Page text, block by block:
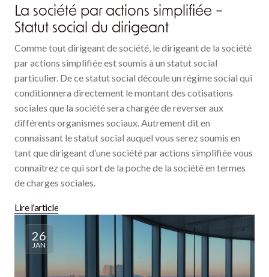
La société par actions simplifiée –
Statut social du dirigeant
Comme tout dirigeant de société, le dirigeant de la société
par actions simplifiée est soumis à un statut social
particulier. De ce statut social découle un régime social qui
conditionnera directement le montant des cotisations
sociales que la société sera chargée de reverser aux
différents organismes sociaux. Autrement dit en
connaissant le statut social auquel vous serez soumis en
tant que dirigeant d’une société par actions simplifiée vous
connaîtrez ce qui sort de la poche de la société en termes
de charges sociales.
Lire l'article
26
JAN